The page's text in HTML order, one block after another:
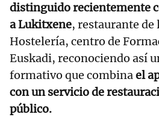
distinguido recientemente
a Lukitxene, restaurante de
Hostelería, centro de
Euskadi, reconociendo así
formativo que combinael
con un servicio de
público.